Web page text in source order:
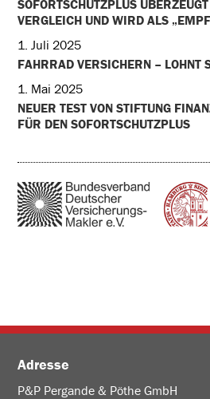
SOFORTSCHUTZPLUS
VERGLEICH UND WIRD ALS
1. Juli 2025
FAHRRAD VERSICHERN – LOHNT
1. Mai 2025
NEUER TEST VON STIFTUNG
FÜR DEN SOFORTSCHUTZPLUS
Adresse
P&P Pergande & Pöthe GmbH